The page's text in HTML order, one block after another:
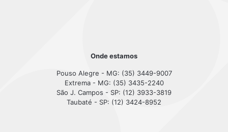
Onde estamos
Pouso Alegre - MG: (35) 3449-9007
Extrema - MG: (35) 3435-2240
São J. Campos - SP: (12) 3933-3819
Taubaté - SP: (12) 3424-8952